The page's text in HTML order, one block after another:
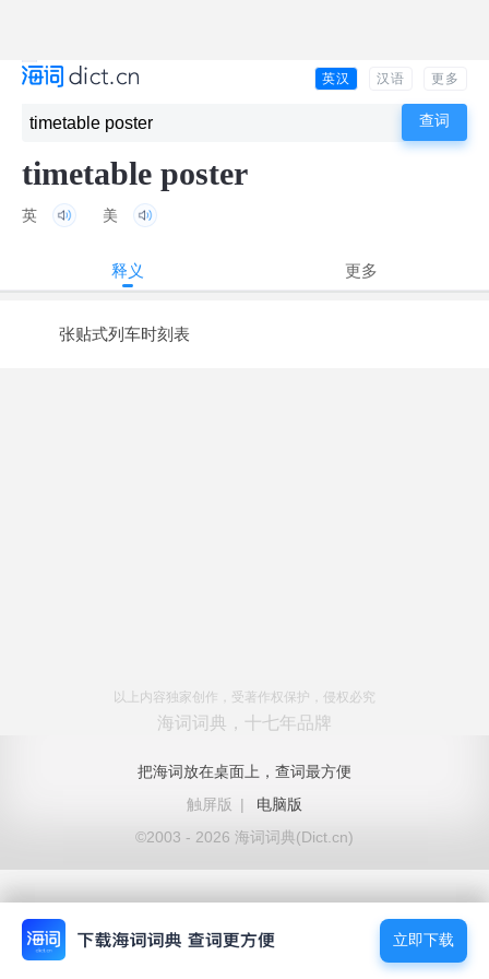
英汉 汉语 更多
timetable poster
英 美
释义 更多
张贴式列车时刻表
以上内容独家创作，受著作权保护，侵权必究
海词词典，十七年品牌
把海词放在桌面上，查词最方便
触屏版
|
电脑版
©2003 - 2026 海词词典(Dict.cn)
立即下载
立即下载